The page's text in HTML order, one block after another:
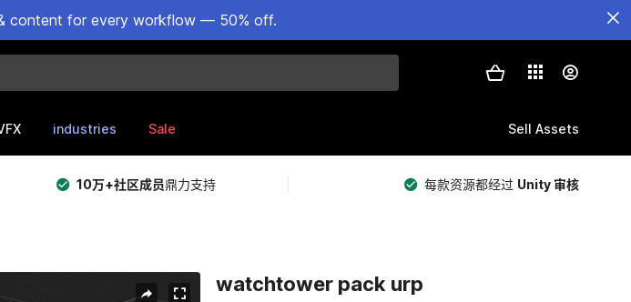
content for every workflow — 50% off.
industries Sale Sell Assets
10万+社区成员鼎力支持 每款资源都经过 Unity 审核
watchtower pack urp